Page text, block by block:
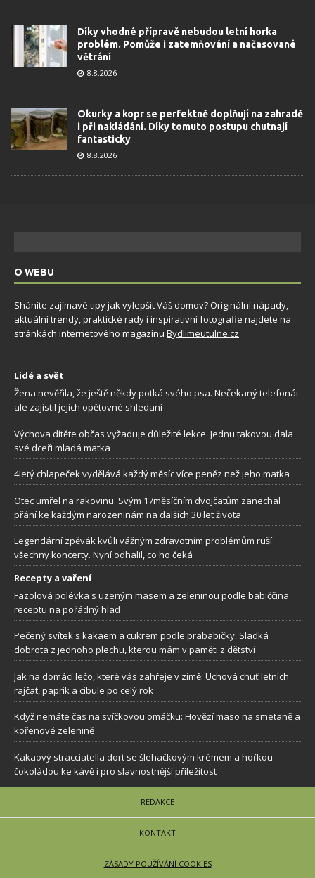
Díky vhodné přípravě nebudou letní horka
problém. Pomůže i zatemňování a načasované
větrání
8.8.2026
Okurky a kopr se perfektně doplňují na zahradě
i při nakládání. Díky tomuto postupu chutnají
fantasticky
8.8.2026
O WEBU
Sháníte zajímavé tipy jak vylepšit Váš domov? Originální nápady,
aktuální trendy, praktické rady i inspirativní fotografie najdete na
stránkách internetového magazínu Bydlimeutulne.cz.
Lidé a svět
Žena nevěřila, že ještě někdy potká svého psa. Nečekaný telefonát
ale zajistil jejich opětovné shledaní
Výchova dítěte občas vyžaduje důležité lekce. Jednu takovou dala
své dceři mladá matka
4letý chlapeček vydělává každý měsíc více peněz než jeho matka
Otec umřel na rakovinu. Svým 17měsíčním dvojčatům zanechal
přání ke každým narozeninám na dalších 30 let života
Legendární zpěvák kvůli vážným zdravotním problémům ruší
všechny koncerty. Nyní odhalil, co ho čeká
Recepty a vaření
Fazolová polévka s uzeným masem a zeleninou podle babiččina
receptu na pořádný hlad
Pečený svítek s kakaem a cukrem podle prababičky: Sladká
dobrota z jednoho plechu, kterou mám v paměti z dětství
Jak na domácí lečo, které vás zahřeje v zimě: Uchová chuť letních
rajčat, paprik a cibule po celý rok
Když nemáte čas na svíčkovou omáčku: Hovězí maso na smetaně a
kořenové zelenině
Kakaový stracciatella dort se šlehačkovým krémem a hořkou
čokoládou ke kávě i pro slavnostnější příležitost
REDAKCE
KONTAKT
ZÁSADY POUŽÍVÁNÍ COOKIES